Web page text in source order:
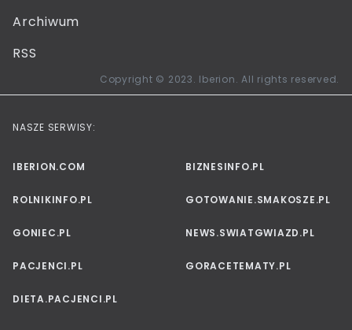
Archiwum
RSS
Copyright © 2023. Iberion. All rights reserved.
NASZE SERWISY:
IBERION.COM BIZNESINFO.PL
ROLNIKINFO.PL GOTOWANIE.SMAKOSZE.PL
GONIEC.PL NEWS.SWIATGWIAZD.PL
PACJENCI.PL GORACETEMATY.PL
DIETA.PACJENCI.PL